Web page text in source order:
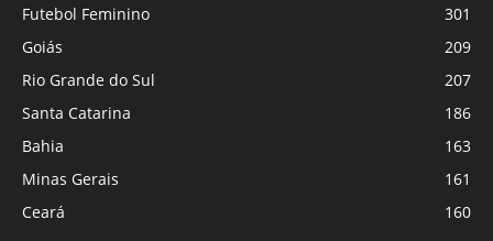
Futebol Feminino
301
Goiás
209
Rio Grande do Sul
207
Santa Catarina
186
Bahia
163
Minas Gerais
161
Ceará
160